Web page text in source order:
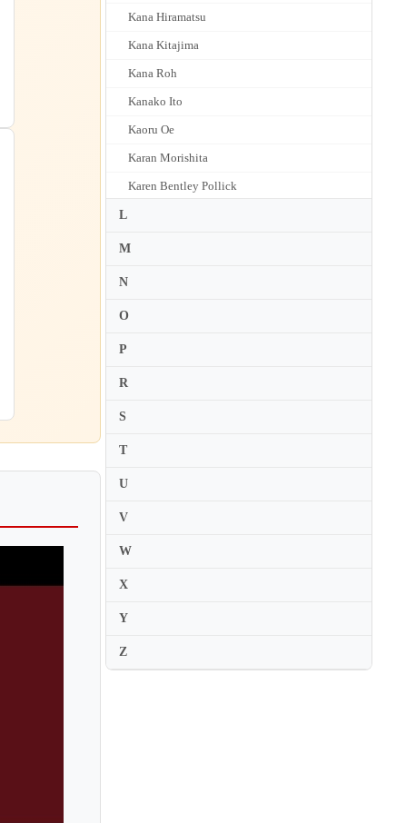
Kana Hiramatsu
Kana Kitajima
Kana Roh
Kanako Ito
Kaoru Oe
Karan Morishita
Karen Bentley Pollick
Karen Gerbrecht
Katarina Andreasson
L
M
N
O
P
R
S
T
U
V
W
X
Y
Z